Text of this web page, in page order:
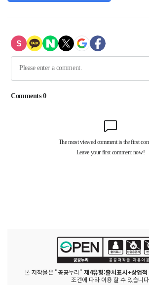
본 저작물은 "공공누리" 제4유형:출처표시+상업
조건에 따라 이용 할 수 있습니